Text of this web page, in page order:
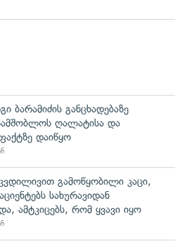
ბარამიძის განცხადებაზე
ღალატისა და
დაიწყო
გამოწყობილი კაცი,
სახურავიდან
ამტკიცებს, რომ ყვავი იყო